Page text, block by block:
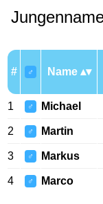
# ♂ Name
1 ♂ Michael
2 ♂ Martin
3 ♂ Markus
4 ♂ Marco